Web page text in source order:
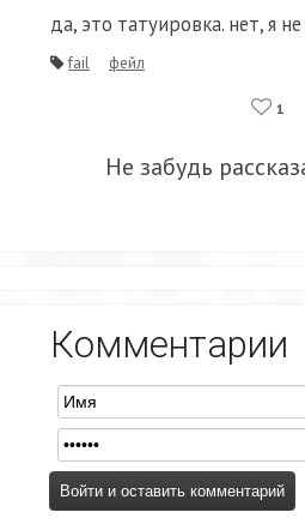
да, это татуировка. нет, я
fail фейл
1
Не забудь
Комментарии